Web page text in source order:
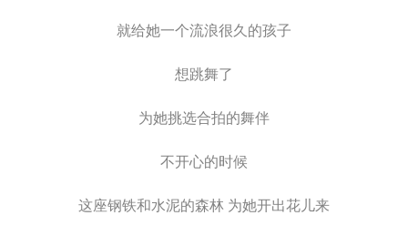
就给她一个流浪很久的孩子
想跳舞了
为她挑选合拍的舞伴
不开心的时候
这座钢铁和水泥的森林 为她开出花儿来